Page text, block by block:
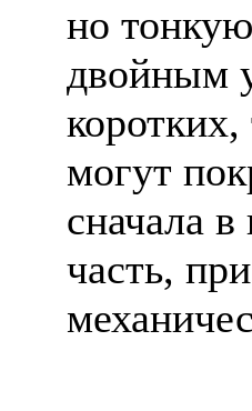
но
двойным
могут
сначала
часть,